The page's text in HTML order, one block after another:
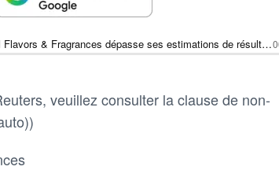
International Flavors & Fragrances dépasse ses estimations de résultats trimestriels grâce à une demande soutenue de solutions
veuillez consulter la clause de non-